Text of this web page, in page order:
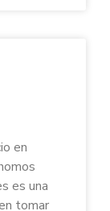
en
es una
tomar